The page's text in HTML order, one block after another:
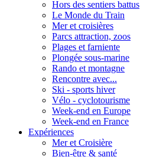
Hors des sentiers battus
Le Monde du Train
Mer et croisières
Parcs attraction, zoos
Plages et farniente
Plongée sous-marine
Rando et montagne
Rencontre avec...
Ski - sports hiver
Vélo - cyclotourisme
Week-end en Europe
Week-end en France
Expériences
Mer et Croisière
Bien-être & santé